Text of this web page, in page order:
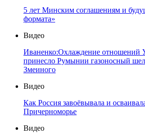
5 лет Минским соглашениям и
формата»
Видео
Иваненко:Охлаждение отношений
принесло Румынии газоносный
Змеиного
Видео
Как Россия завоёвывала и
Причерноморье
Видео